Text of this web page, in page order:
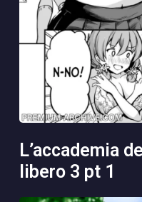
l’accademia dell’accoppiamento
libero 3 pt 1